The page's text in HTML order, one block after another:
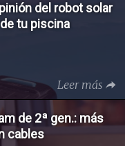
del robot solar
tu piscina
Leer más
de 2ª gen.: más
cables